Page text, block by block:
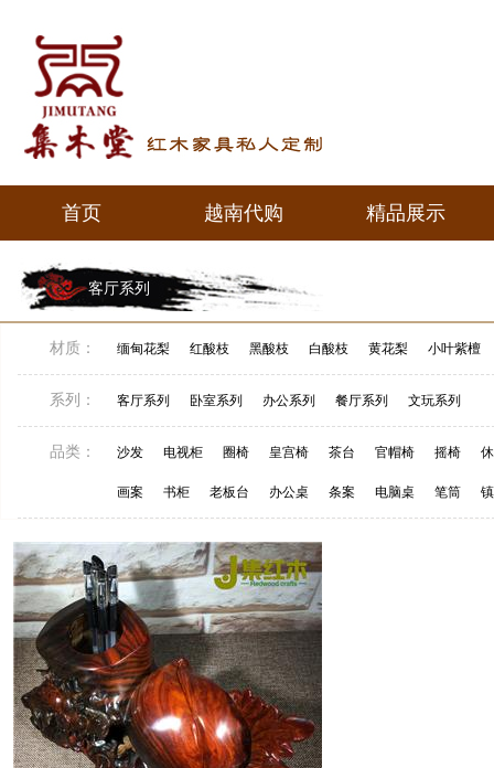
首页
首页
越南代购
越南代购
精品展示
客厅系列
材质： 缅甸花梨 红酸枝 黑酸枝 白酸枝 黄花梨 小叶紫檀
系列： 客厅系列 卧室系列 办公系列 餐厅系列 文玩系列
品类： 沙发 电视柜 圈椅 皇宫椅 茶台 官帽椅 摇椅
画案 书柜 老板台 办公桌 条案 电脑桌 笔筒